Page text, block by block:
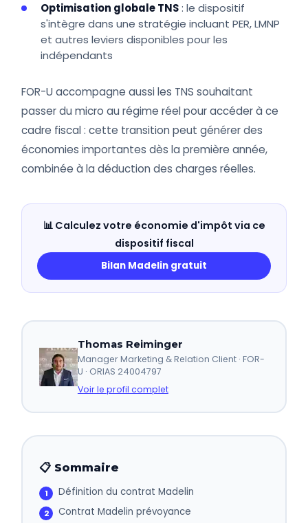
Optimisation globale TNS: le dispositif
s'intègre dans une stratégie incluant PER, LMNP
et autres leviers disponibles pour les
indépendants
FOR-U accompagne aussi les TNS souhaitant
passer du micro au régime réel pour accéder à ce
cadre fiscal : cette transition peut générer des
économies importantes dès la première année,
combinée à la déduction des charges réelles.
📊 Calculez votre économie d'impôt via ce
dispositif fiscal
Bilan Madelin gratuit
Thomas Reiminger
Manager Marketing & Relation Client · FOR-
U · ORIAS 24004797
Voir le profil complet
📋 Sommaire
Définition du contrat Madelin
Contrat Madelin prévoyance